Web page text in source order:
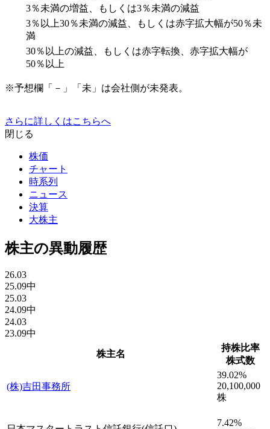
3％未満の増益、もしくは3％未満の減益
3％以上30％未満の減益、もしくは赤字拡大幅が50％未
満
30％以上の減益、もしくは赤字転換、赤字拡大幅が
50％以上
※予想欄「－」「未」は会社側が未発表。
さらに詳しくはこちらへ
閉じる
株価
チャート
時系列
ニュース
決算
大株主
株主の異動履歴
26.03
25.09中
25.03
24.09中
24.03
23.09中
株主名
持株比率
株式数
(株)吉田事務所
39.02%
20,100,000
株
7.42%